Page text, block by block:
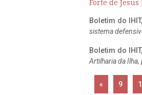
Forte de Jesus
Boletim do
sistema
Boletim do
Artilharia da
« 9